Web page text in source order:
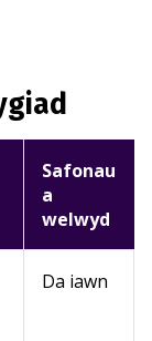
Safonau
a
welwyd
Da iawn